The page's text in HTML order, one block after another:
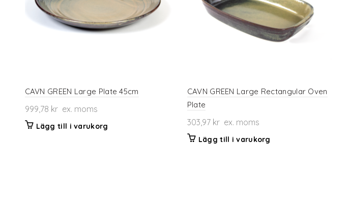
CAVN GREEN Large Plate 45cm
999,78 krex. moms
Lägg till i varukorg
CAVN GREEN Large Rectangular Oven
Plate
303,97 krex. moms
Lägg till i varukorg